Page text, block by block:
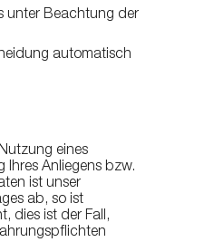
unter Beachtung der
automatisch
eines
Anliegens bzw.
ist unser
ab, so ist
dies ist der Fall,